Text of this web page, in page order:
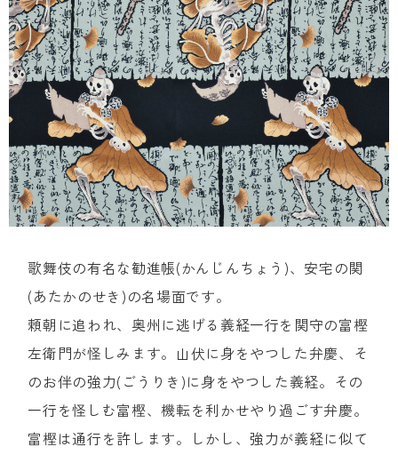
歌舞伎の有名な勧進帳(かんじんちょう)、安宅の関
(あたかのせき)の名場面です。
頼朝に追われ、奥州に逃げる義経一行を関守の富樫
左衛門が怪しみます。山伏に身をやつした弁慶、そ
のお伴の強力(ごうりき)に身をやつした義経。その
一行を怪しむ富樫、機転を利かせやり過ごす弁慶。
富樫は通行を許します。しかし、強力が義経に似て